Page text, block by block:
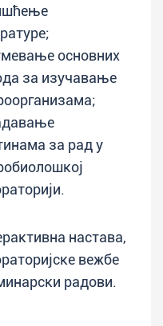
основних
за изучавање
за рад у
настава,
вежбе
радови.